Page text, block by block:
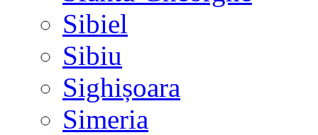
Sibiel
Sibiu
Sighișoara
Simeria